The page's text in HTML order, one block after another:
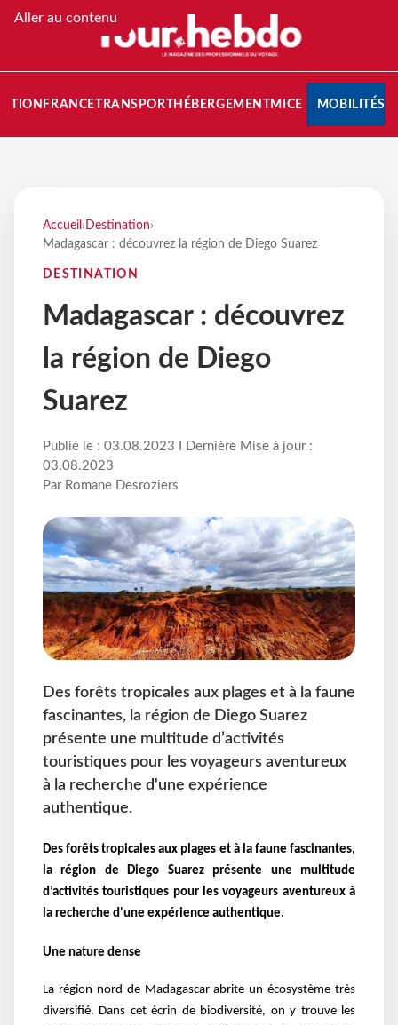
Aller au contenu
FRANCETRANSPORT HÉBERGEMENTMICE MOBILITÉS
Accueil › Destination›
Madagascar : découvrez la région de Diego Suarez
DESTINATION
Madagascar : découvrez
la région de Diego
Suarez
Publié le : 03.08.2023 I Dernière Mise à jour :
03.08.2023
Par Romane Desroziers
Des forêts tropicales aux plages et à la faune
fascinantes, la région de Diego Suarez
présente une multitude d’activités
touristiques pour les voyageurs aventureux
à la recherche d'une expérience
authentique.
Des forêts tropicales aux plages et à la faune fascinantes,
la région de Diego Suarez présente une multitude
d’activités touristiques pour les voyageurs aventureux à
la recherche d'une expérience authentique.
Une nature dense
La région nord de Madagascar abrite un écosystème très
diversifié. Dans cet écrin de biodiversité, on y trouve les